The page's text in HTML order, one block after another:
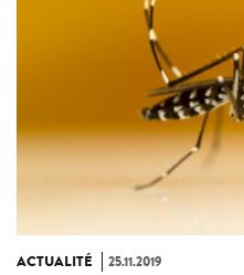
ACTUALITÉ 25.11.2019